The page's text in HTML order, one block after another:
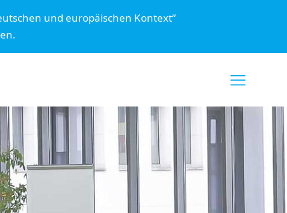
und europäischen Kontext“